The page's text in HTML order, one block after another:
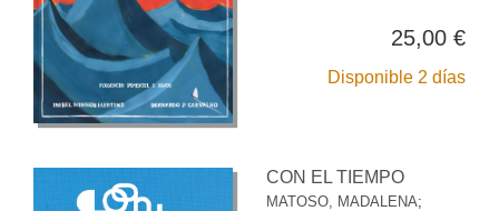
25,00 €
Disponible 2 días
CON EL TIEMPO
MATOSO, MADALENA;